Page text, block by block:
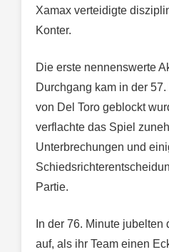
Xamax verteidigte
Konter.
Die erste nennenswerte
Durchgang kam in der
von Del Toro geblockt
verflachte das Spiel
Unterbrechungen und
Partie.
In der 76. Minute
auf, als ihr Team einen